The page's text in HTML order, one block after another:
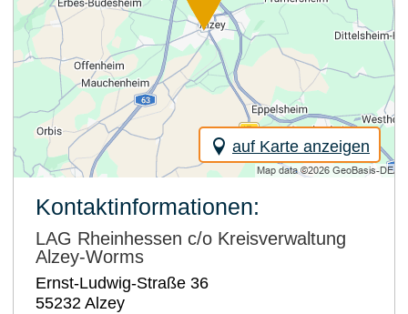
auf Karte anzeigen
Kontaktinformationen:
LAG Rheinhessen c/o Kreisverwaltung
Alzey-Worms
Ernst-Ludwig-Straße 36
55232 Alzey